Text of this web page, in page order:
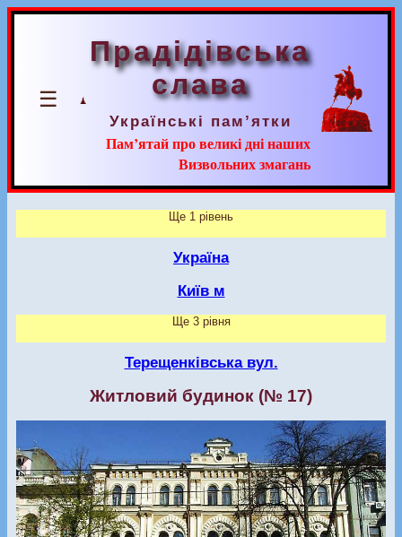
☰
Прадідівська
слава
Українські пам’ятки
Пам’ятай про великі дні наших
Визвольних змагань
Ще 1 рівень
Україна
Київ м
Ще 3 рівня
Терещенківська вул.
Житловий будинок (№ 17)